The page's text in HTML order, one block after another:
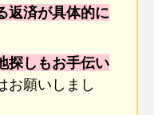
返済が具体的に
探しもお手伝い
お願いしまし